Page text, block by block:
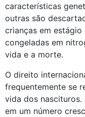
características
outras são
crianças em
congeladas em
vida e a morte.
O direito
frequentemente se
vida dos nascituros.
em um número